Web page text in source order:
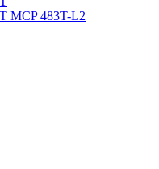
483T-L2